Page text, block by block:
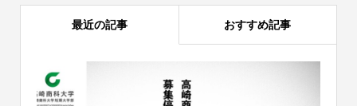
最近の記事 おすすめ記事